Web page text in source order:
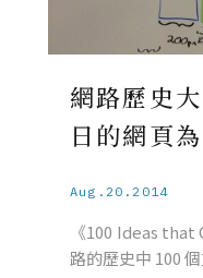
網路歷史
日的網頁
Aug.20.2014
《100 Ideas
路的歷史中 100